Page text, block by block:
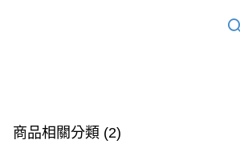
商品相關分類 (2)